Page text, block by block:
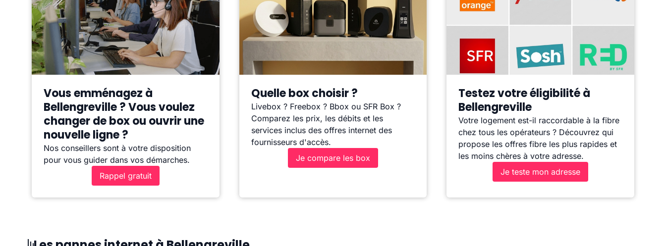
Vous emménagez à
Bellengreville ? Vous voulez
changer de box ou ouvrir une
nouvelle ligne ?
Nos conseillers sont à votre disposition
pour vous guider dans vos démarches.
Rappel gratuit
Quelle box choisir ?
Livebox ? Freebox ? Bbox ou SFR Box ?
Comparez les prix, les débits et les
services inclus des offres internet des
fournisseurs d'accès.
Je compare les box
Testez votre éligibilité à
Bellengreville
Votre logement est-il raccordable à la fibre
chez tous les opérateurs ? Découvrez qui
propose les offres fibre les plus rapides et
les moins chères à votre adresse.
Je teste mon adresse